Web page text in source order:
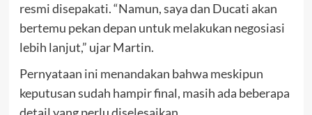
resmi disepakati. “Namun, saya dan Ducati akan
bertemu pekan depan untuk melakukan negosiasi
lebih lanjut,” ujar Martin.
Pernyataan ini menandakan bahwa meskipun
keputusan sudah hampir final, masih ada beberapa